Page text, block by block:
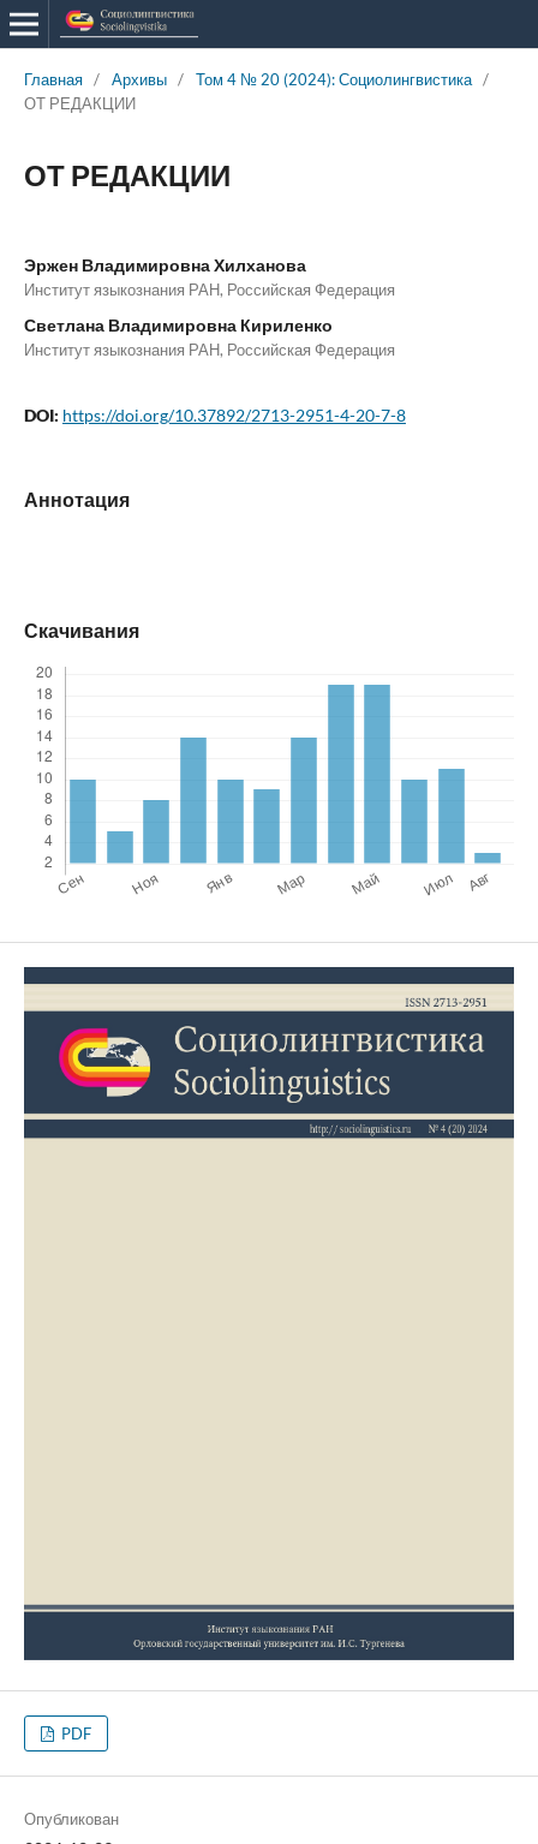
Главная / Архивы / Том 4 № 20 (2024): Социолингвистика /
ОТ РЕДАКЦИИ
ОТ РЕДАКЦИИ
Эржен Владимировна Хилханова
Институт языкознания РАН, Российская Федерация
Светлана Владимировна Кириленко
Институт языкознания РАН, Российская Федерация
DOI: https://doi.org/10.37892/2713-2951-4-20-7-8
Аннотация
Скачивания
PDF
Опубликован